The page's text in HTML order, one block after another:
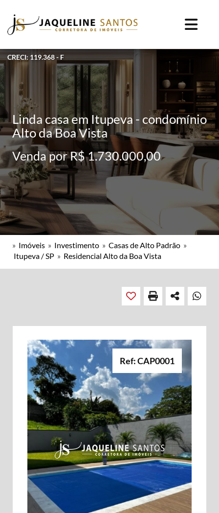
CRECI: 119.368 - F
Linda casa em Itupeva - condomínio
Alto da Boa Vista
Venda por R$ 1.730.000,00
» Imóveis » Investimento » Casas de Alto Padrão »
Itupeva / SP » Residencial Alto da Boa Vista
Ref: CAP0001